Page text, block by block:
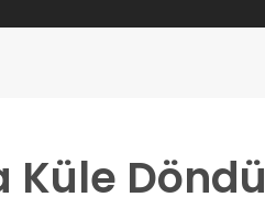
Küle Döndü